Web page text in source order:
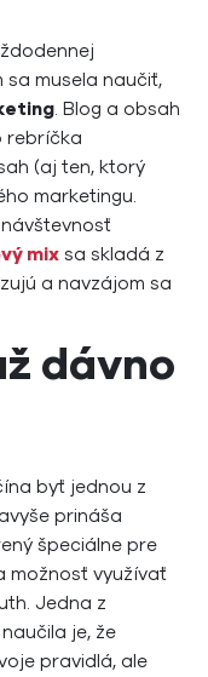
musela naučiť,
. Blog a obsah
rebríčka
(aj ten, ktorý
marketingu.
mix sa skladá z
a navzájom sa
dávno
byť jednou z
prináša
špeciálne pre
možnosť využívať
Jedna z
je, že
pravidlá, ale